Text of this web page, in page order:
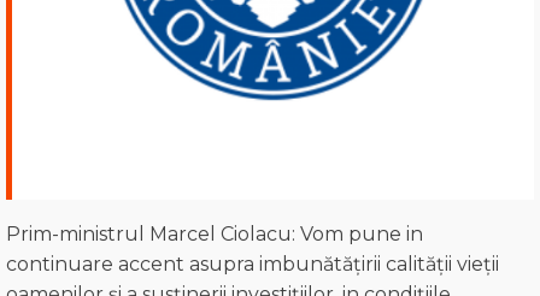
Prim-ministrul Marcel Ciolacu: Vom pune in
continuare accent asupra imbunătățirii calității vieții